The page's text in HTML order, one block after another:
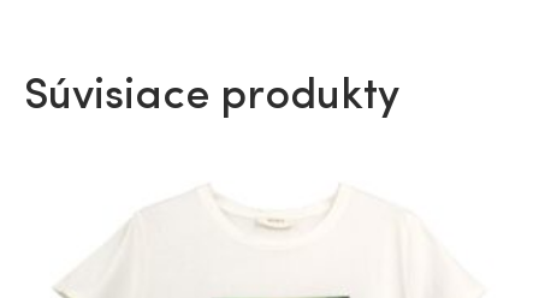
Súvisiace produkty